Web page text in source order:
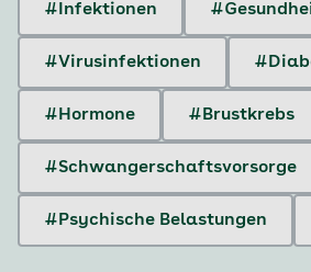
#Infektionen
#Virusinfektionen
#Hormone #Brustkrebs
#Schwangerschaftsvorsorge
#Psychische Belastungen